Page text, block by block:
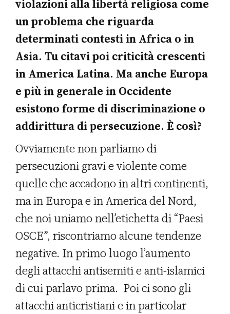
violazioni alla libertà religiosa come
un problema che riguarda
determinati contesti in Africa o in
Asia. Tu citavi poi criticità crescenti
in America Latina. Ma anche Europa
e più in generale in Occidente
esistono forme di discriminazione o
addirittura di persecuzione. È così?
Ovviamente non parliamo di
persecuzioni gravi e violente come
quelle che accadono in altri continenti,
ma in Europa e in America del Nord,
che noi uniamo nell’etichetta di “Paesi
OSCE”, riscontriamo alcune tendenze
negative. In primo luogo l’aumento
degli attacchi antisemiti e anti-islamici
di cui parlavo prima. Poi ci sono gli
attacchi anticristiani e in particolar